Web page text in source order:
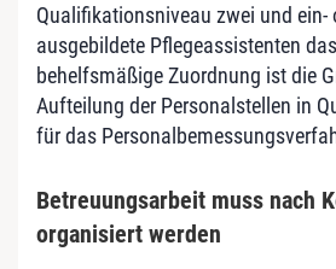
Qualifikationsniveau zwei und ein-
ausgebildete Pflegeassistenten
behelfsmäßige Zuordnung ist die
Aufteilung der Personalstellen in
für das
Betreuungsarbeit muss nach
organisiert werden